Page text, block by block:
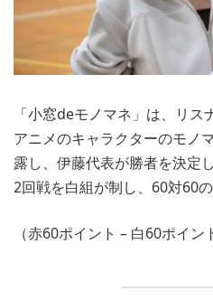
「小窓deモノマネ」は、リ
アニメのキャラクターのモノ
露し、伊藤代表が勝者を決定
2回戦を白組が制し、60対60の
（赤60ポイント – 白60ポイン